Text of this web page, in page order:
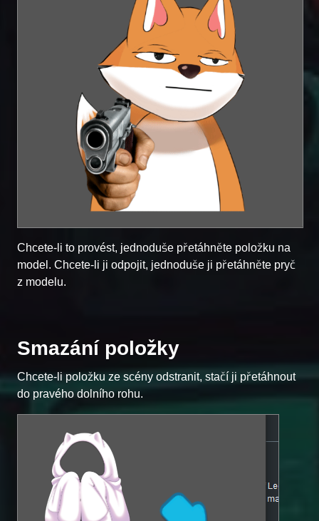
Chcete-li to provést, jednoduše přetáhněte položku na
model. Chcete-li ji odpojit, jednoduše ji přetáhněte pryč
z modelu.
Smazání položky
Chcete-li položku ze scény odstranit, stačí ji přetáhnout
do pravého dolního rohu.